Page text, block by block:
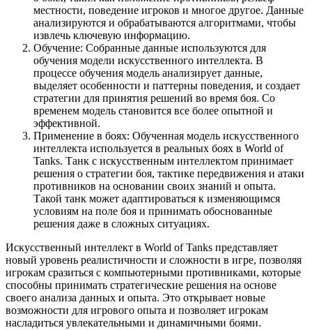
местности, поведение игроков и многое другое. Данные
анализируются и обрабатываются алгоритмами, чтобы
извлечь ключевую информацию.
Обучение: Собранные данные используются для
обучения модели искусственного интеллекта. В
процессе обучения модель анализирует данные,
выделяет особенности и паттерны поведения, и создает
стратегии для принятия решений во время боя. Со
временем модель становится все более опытной и
эффективной.
Применение в боях: Обученная модель искусственного
интеллекта используется в реальных боях в World of
Tanks. Танк с искусственным интеллектом принимает
решения о стратегии боя, тактике передвижения и атаки
противников на основании своих знаний и опыта.
Такой танк может адаптироваться к изменяющимся
условиям на поле боя и принимать обоснованные
решения даже в сложных ситуациях.
Искусственный интеллект в World of Tanks представляет
новый уровень реалистичности и сложности в игре, позволяя
игрокам сразиться с компьютерными противниками, которые
способны принимать стратегические решения на основе
своего анализа данных и опыта. Это открывает новые
возможности для игрового опыта и позволяет игрокам
насладиться увлекательными и динамичными боями.